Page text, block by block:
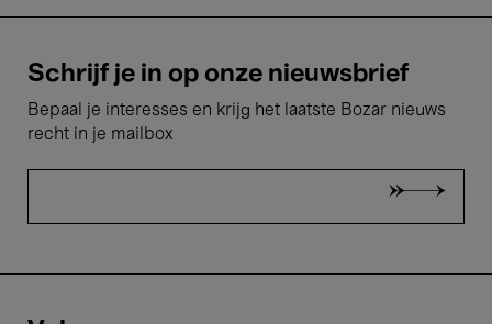
Schrijf je in op onze nieuwsbrief
Bepaal je interesses en krijg het laatste Bozar nieuws
recht in je mailbox